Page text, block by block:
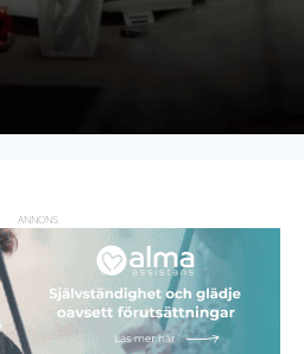
ANNONS